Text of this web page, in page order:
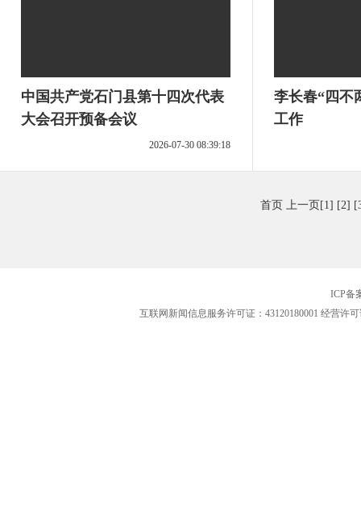
中国共产党石门县第十四次代表
大会召开预备会议
2026-07-30 08:39:18
李长春“四不
工作
首页 上一页 [1] [2]
ICP备
互联网新闻信息服务许可证：43120180001 经营许可